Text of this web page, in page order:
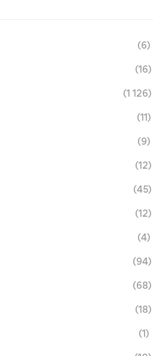
(6)
(16)
(1 126)
(11)
(9)
(12)
(45)
(12)
(4)
(94)
(68)
(18)
(1)